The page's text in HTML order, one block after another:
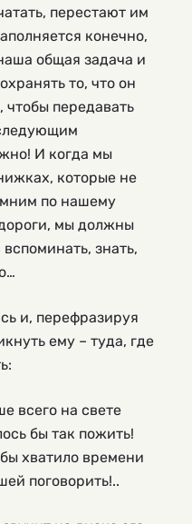
перестают им
конечно,
общая задача и
то, что он
чтобы передавать
И когда мы
которые не
по нашему
мы должны
знать,
и, перефразируя
ему – туда, где
Больше всего на свете
Хотелось бы так пожить!
И чтобы хватило времени
С Мишей поговорить!..